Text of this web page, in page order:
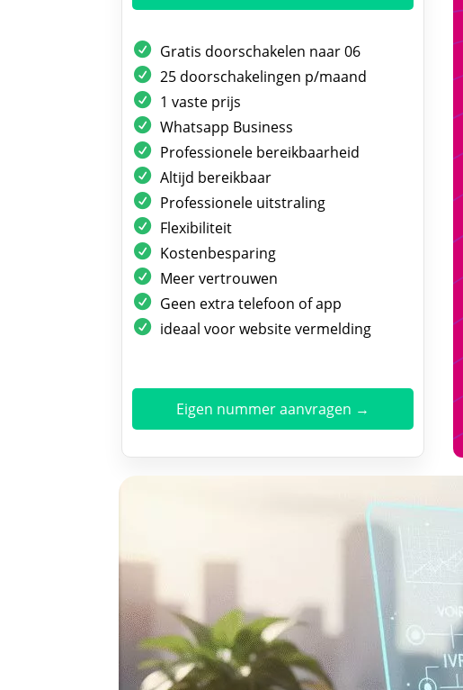
Gratis doorschakelen naar 06
25 doorschakelingen p/maand
1 vaste prijs
Whatsapp Business
Professionele bereikbaarheid
Altijd bereikbaar
Professionele uitstraling
Flexibiliteit
Kostenbesparing
Meer vertrouwen
Geen extra telefoon of app
ideaal voor website vermelding
Eigen nummer aanvragen →